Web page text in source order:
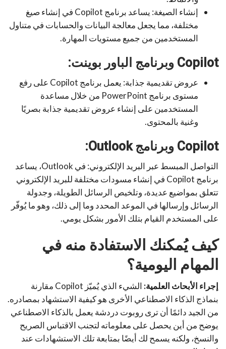
إنشاء الصيغة: يساعد برنامج Copilot في إنشاء صيغ
مختلفة، مما يجعل معالجة البيانات والحسابات في متناول
المستخدمين من جميع مستويات المهارة.
Copilot وبرنامج الباور بوينت:
عروض تقديمية جذابة: يعمل برنامج Copilot على رفع
مستوى برنامج PowerPoint من خلال مساعدة
المستخدمين على إنشاء عروض تقديمية جذابة بصريًا
وغنية بالمحتوى.
Copilot وبرنامج Outlook:
التواصل المبسط عبر البريد الإلكتروني: في Outlook، يساعد
برنامج Copilot في إنشاء مسودات مختلفة للبريد الإلكتروني
تتعلق بمواضيع عديدة، وتلخيص الرسائل الطويلة، وجدولة
الرسائل وإرسالها في الموعد المحدد وما إلى ذلك، وهو ما يُوفّر
على المستخدم القيام بتلك الأمور بشكل يومي.
كيف يُمكنك الاستفادة منه في
المهام اليومية؟
إجراء الأبحاث العلمية:
الشيء الذي يُميّز Copilot مقارنة
بنماذج الذكاء الاصطناعي الأخرى هو كيفية الاستشهاد بمصادره.
من الجيد دائمًا أن ترى روبوت دردشة يعمل بالذكاء الاصطناعي
يوضح من أين يحصل على معلوماته لتجنب الاقتباس الصريح
والنسخ، ولكنه يسمح لك أيضًا بمتابعة تلك الاستشهادات عند